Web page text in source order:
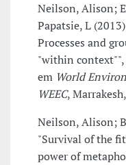
Neilson, Alison;
Papatsie, L
Processes and
"within context"",
em World
WEEC,
Neilson, Alison;
"Survival of the
power of